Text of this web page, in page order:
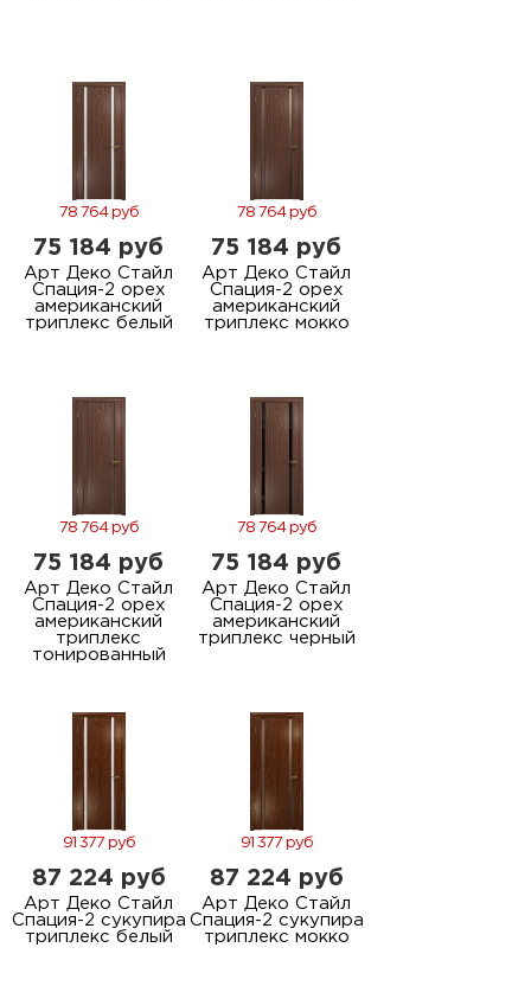
78 764 руб
75 184 руб
Арт Деко Стайл
Спация-2 орех
американский
триплекс белый
78 764 руб
75 184 руб
Арт Деко Стайл
Спация-2 орех
американский
триплекс мокко
78 764 руб
75 184 руб
Арт Деко Стайл
Спация-2 орех
американский
триплекс
тонированный
78 764 руб
75 184 руб
Арт Деко Стайл
Спация-2 орех
американский
триплекс черный
91 377 руб
87 224 руб
Арт Деко Стайл
Спация-2 сукупира
триплекс белый
91 377 руб
87 224 руб
Арт Деко Стайл
Спация-2 сукупира
триплекс мокко